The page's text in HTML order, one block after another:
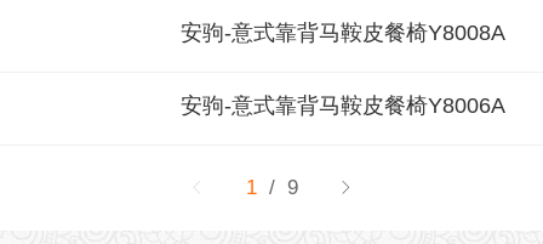
安驹-意式靠背马鞍皮餐椅Y8008A
安驹-意式靠背马鞍皮餐椅Y8006A
1 / 9